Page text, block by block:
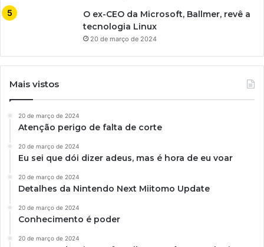
O ex-CEO da Microsoft, Ballmer, revê a
tecnologia Linux
20 de março de 2024
Mais vistos
20 de março de 2024
Atenção perigo de falta de corte
20 de março de 2024
Eu sei que dói dizer adeus, mas é hora de eu voar
20 de março de 2024
Detalhes da Nintendo Next Miitomo Update
20 de março de 2024
Conhecimento é poder
20 de março de 2024